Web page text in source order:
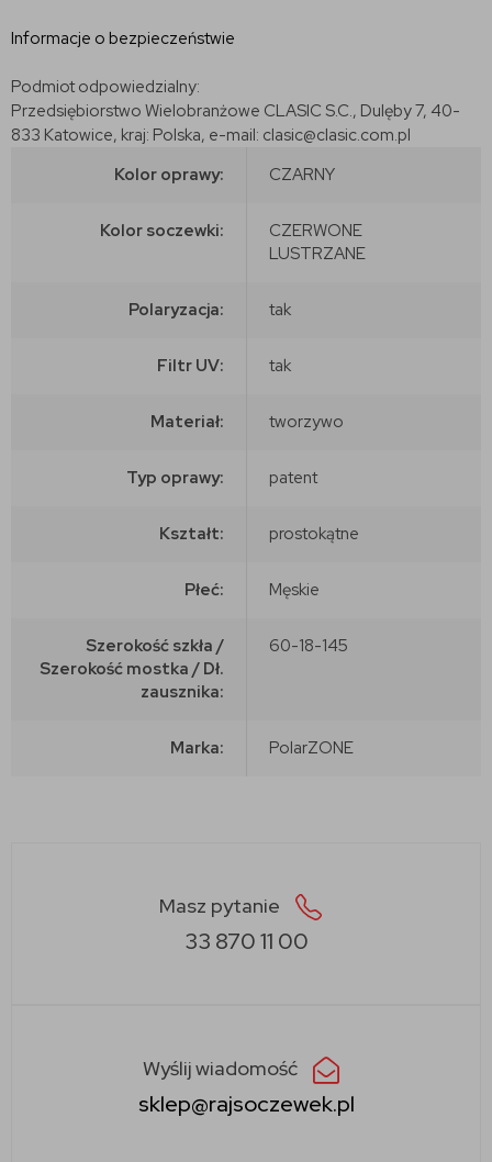
Informacje o bezpieczeństwie
Podmiot odpowiedzialny:
Przedsiębiorstwo Wielobranżowe CLASIC S.C., Dulęby 7, 40-
833 Katowice, kraj: Polska, e-mail: clasic@clasic.com.pl
Kolor oprawy:
CZARNY
Kolor soczewki:
CZERWONE
LUSTRZANE
Polaryzacja: tak
Filtr UV: tak
Materiał: tworzywo
Typ oprawy: patent
Kształt: prostokątne
Płeć: Męskie
Szerokość szkła /
Szerokość mostka / Dł.
zausznika:
60-18-145
Marka: PolarZONE
Masz pytanie
33 870 11 00
Wyślij wiadomość
sklep@rajsoczewek.pl